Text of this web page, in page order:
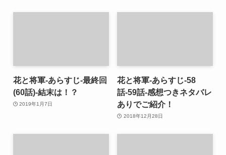
花と将軍-あらすじ-最終回
(60話)-結末は！？
2019年1月7日
花と将軍-あらすじ-58
話-59話-感想つきネタバレ
ありでご紹介！
2018年12月28日